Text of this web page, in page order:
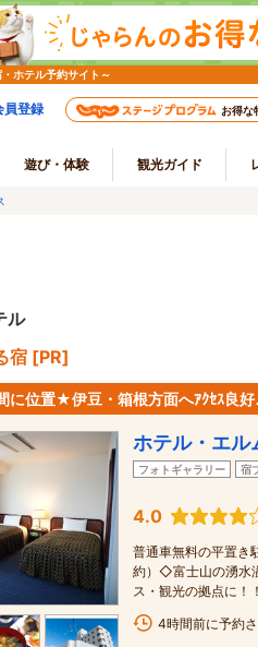
ホテル予約サイト～
員登録 お得な
遊び・体験 観光ガイド
ル
宿 [PR]
に位置★伊豆・箱根方面へｱｸｾｽ良好
ホテル・エル
フォトギャラリー 宿
4.0
普通車無料の平置き
約）◇富士山の湧水
ス・観光の拠点に！！
4時間前に予約